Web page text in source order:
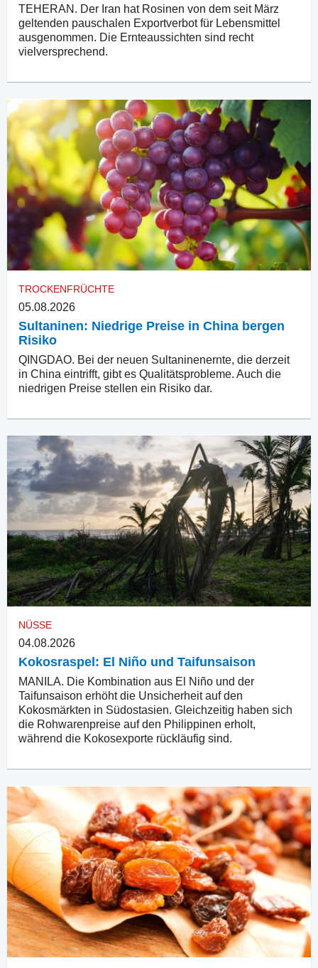
TEHERAN. Der Iran hat Rosinen von dem seit März
geltenden pauschalen Exportverbot für Lebensmittel
ausgenommen. Die Ernteaussichten sind recht
vielversprechend.
TROCKENFRÜCHTE
05.08.2026
Sultaninen: Niedrige Preise in China bergen
Risiko
QINGDAO. Bei der neuen Sultaninenernte, die derzeit
in China eintrifft, gibt es Qualitätsprobleme. Auch die
niedrigen Preise stellen ein Risiko dar.
NÜSSE
04.08.2026
Kokosraspel: El Niño und Taifunsaison
MANILA. Die Kombination aus El Niño und der
Taifunsaison erhöht die Unsicherheit auf den
Kokosmärkten in Südostasien. Gleichzeitig haben sich
die Rohwarenpreise auf den Philippinen erholt,
während die Kokosexporte rückläufig sind.